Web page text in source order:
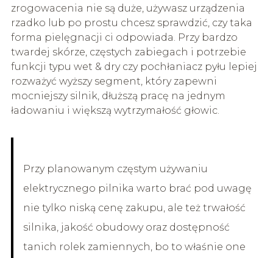
zrogowacenia nie są duże, używasz urządzenia
rzadko lub po prostu chcesz sprawdzić, czy taka
forma pielęgnacji ci odpowiada. Przy bardzo
twardej skórze, częstych zabiegach i potrzebie
funkcji typu wet & dry czy pochłaniacz pyłu lepiej
rozważyć wyższy segment, który zapewni
mocniejszy silnik, dłuższą pracę na jednym
ładowaniu i większą wytrzymałość głowic.
Przy planowanym częstym używaniu
elektrycznego pilnika warto brać pod uwagę
nie tylko niską cenę zakupu, ale też trwałość
silnika, jakość obudowy oraz dostępność
tanich rolek zamiennych, bo to właśnie one